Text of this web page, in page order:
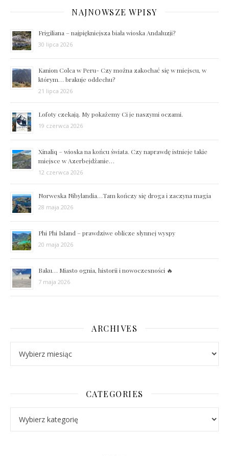
NAJNOWSZE WPISY
Frigiliana – najpiękniejsza biała wioska Andaluzji?
30 lipca 2026
Kanion Colca w Peru- Czy można zakochać się w miejscu, w
którym… brakuje oddechu?
21 lipca 2026
Lofoty czekają. My pokażemy Ci je naszymi oczami.
19 czerwca 2026
Xinaliq – wioska na końcu świata. Czy naprawdę istnieje takie
miejsce w Azerbejdżanie…
12 czerwca 2026
Norweska Nibylandia…Tam kończy się droga i zaczyna magia
28 maja 2026
Phi Phi Island – prawdziwe oblicze słynnej wyspy
20 maja 2026
Baku… Miasto ognia, historii i nowoczesności 🔥
7 maja 2026
ARCHIVES
CATEGORIES